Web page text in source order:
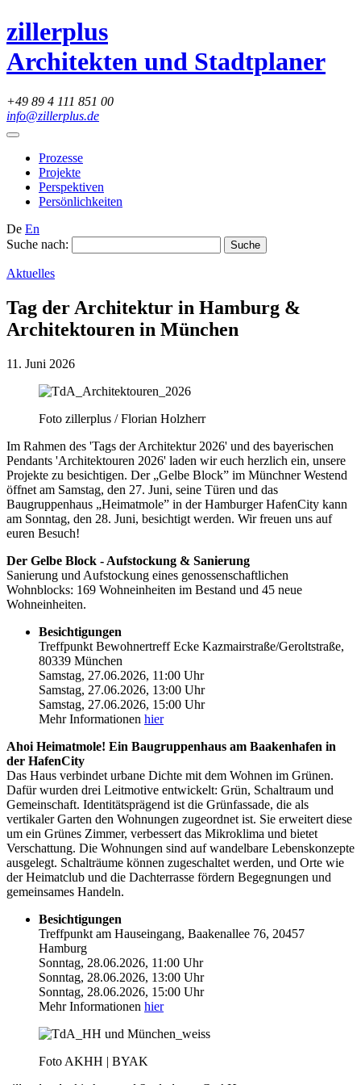
zillerplus
Architekten und Stadtplaner
+49 89 4 111 851 00
info@zillerplus.de
Prozesse
Projekte
Perspektiven
Persönlichkeiten
De En
Suche nach:
Aktuelles
Tag der Architektur in Hamburg &
Architektouren in München
11. Juni 2026
Foto zillerplus / Florian Holzherr
Im Rahmen des 'Tags der Architektur 2026' und des bayerischen
Pendants 'Architektouren 2026' laden wir euch herzlich ein, unsere
Projekte zu besichtigen. Der „Gelbe Block” im Münchner Westend
öffnet am Samstag, den 27. Juni, seine Türen und das
Baugruppenhaus „Heimatmole” in der Hamburger HafenCity kann
am Sonntag, den 28. Juni, besichtigt werden. Wir freuen uns auf
euren Besuch!
Der Gelbe Block - Aufstockung & Sanierung
Sanierung und Aufstockung eines genossenschaftlichen
Wohnblocks: 169 Wohneinheiten im Bestand und 45 neue
Wohneinheiten.
Besichtigungen
Treffpunkt Bewohnertreff Ecke Kazmairstraße/Geroltstraße,
80339 München
Samstag, 27.06.2026, 11:00 Uhr
Samstag, 27.06.2026, 13:00 Uhr
Samstag, 27.06.2026, 15:00 Uhr
Mehr Informationen hier
Ahoi Heimatmole! Ein Baugruppenhaus am Baakenhafen in
der HafenCity
Das Haus verbindet urbane Dichte mit dem Wohnen im Grünen.
Dafür wurden drei Leitmotive entwickelt: Grün, Schaltraum und
Gemeinschaft. Identitätsprägend ist die Grünfassade, die als
vertikaler Garten den Wohnungen zugeordnet ist. Sie erweitert diese
um ein Grünes Zimmer, verbessert das Mikroklima und bietet
Verschattung. Die Wohnungen sind auf wandelbare Lebenskonzepte
ausgelegt. Schalträume können zugeschaltet werden, und Orte wie
der Heimatclub und die Dachterrasse fördern Begegnungen und
gemeinsames Handeln.
Besichtigungen
Treffpunkt am Hauseingang, Baakenallee 76, 20457
Hamburg
Sonntag, 28.06.2026, 11:00 Uhr
Sonntag, 28.06.2026, 13:00 Uhr
Sonntag, 28.06.2026, 15:00 Uhr
Mehr Informationen hier
Foto AKHH | BYAK